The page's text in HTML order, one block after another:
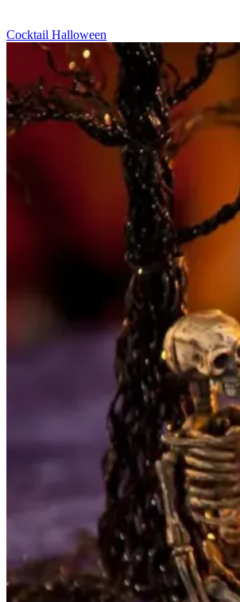
Cocktail Halloween